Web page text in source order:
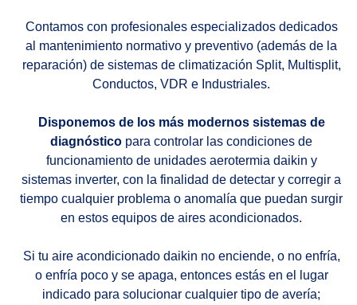
Contamos con profesionales especializados dedicados
al mantenimiento normativo y preventivo (además de la
reparación) de sistemas de climatización Split, Multisplit,
Conductos, VDR e Industriales.
Disponemos de los más modernos sistemas de
diagnóstico para controlar las condiciones de
funcionamiento de unidades aerotermia daikin y
sistemas inverter, con la finalidad de detectar y corregir a
tiempo cualquier problema o anomalía que puedan surgir
en estos equipos de aires acondicionados.
Si tu aire acondicionado daikin no enciende, o no enfría,
o enfría poco y se apaga, entonces estás en el lugar
indicado para solucionar cualquier tipo de avería;